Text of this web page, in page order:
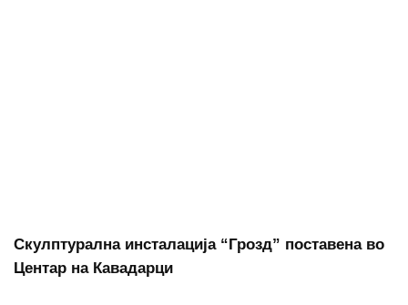
Скулптурална инсталација “Грозд” поставена во
Центар на Кавадарци